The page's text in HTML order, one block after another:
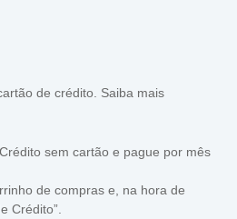
de crédito. Saiba mais
sem cartão e pague por mês
de compras e, na hora de
Crédito”.